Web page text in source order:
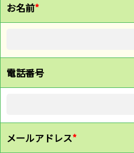
お名前*
電話番号
メールアドレス*